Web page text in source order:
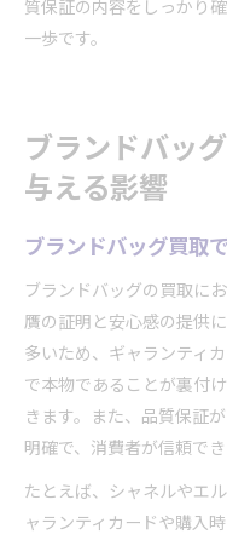
質保証の内容をしっかり
一歩です。
ブランドバッ
与える影響
ブランドバッグ買取
ブランドバッグの買取に
贋の証明と安心感の提供
多いため、ギャランティ
で本物であることが裏付
きます。また、品質保証
明確で、消費者が信頼で
たとえば、シャネルやエ
ャランティカードや購入